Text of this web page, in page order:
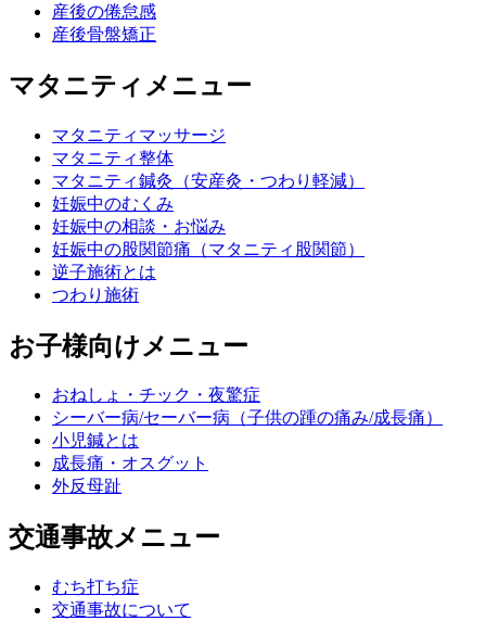
産後の倦怠感
産後骨盤矯正
マタニティメニュー
マタニティマッサージ
マタニティ整体
マタニティ鍼灸（安産灸・つわり軽減）
妊娠中のむくみ
妊娠中の相談・お悩み
妊娠中の股関節痛（マタニティ股関節）
逆子施術とは
つわり施術
お子様向けメニュー
おねしょ・チック・夜驚症
シーバー病/セーバー病（子供の踵の痛み/成長痛）
小児鍼とは
成長痛・オスグット
外反母趾
交通事故メニュー
むち打ち症
交通事故について